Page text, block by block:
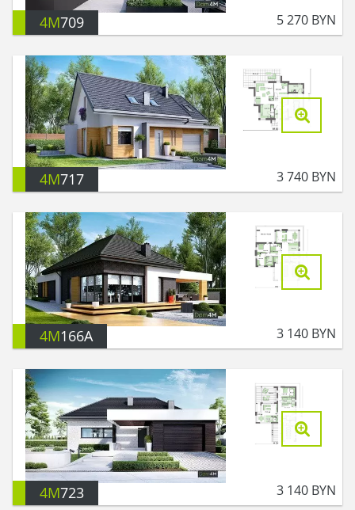
4M709 5 270 BYN
4M717 3 740 BYN
4M166A 3 140 BYN
4M723 3 140 BYN